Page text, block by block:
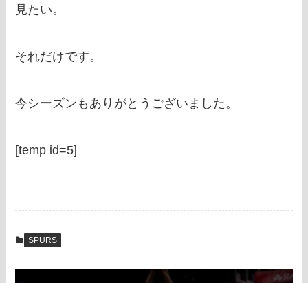
見たい。
それだけです。
今シーズンもありがとうございました。
[temp id=5]
SPURS